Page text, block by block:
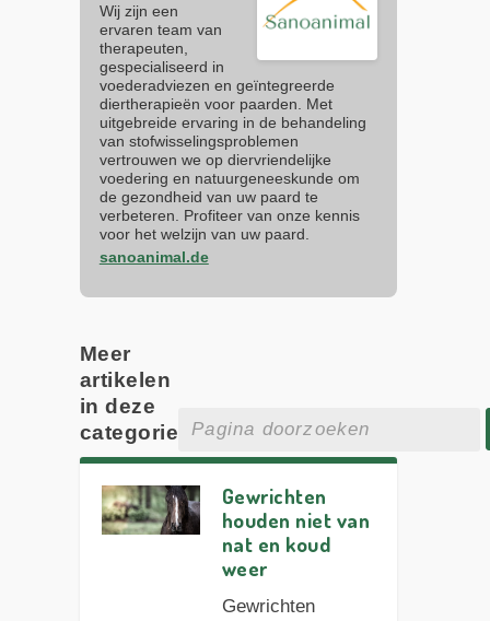
Wij zijn een
ervaren team van
therapeuten,
gespecialiseerd in
voederadviezen en geïntegreerde
diertherapieën voor paarden. Met
uitgebreide ervaring in de behandeling
van stofwisselingsproblemen
vertrouwen we op diervriendelijke
voedering en natuurgeneeskunde om
de gezondheid van uw paard te
verbeteren. Profiteer van onze kennis
voor het welzijn van uw paard.
sanoanimal.de
Meer
artikelen
in deze
categorie
Gewrichten
houden niet van
nat en koud
weer
Gewrichten